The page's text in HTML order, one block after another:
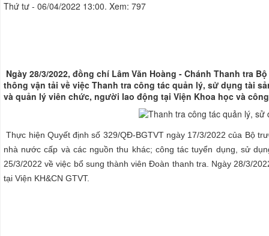
Thứ tư - 06/04/2022 13:00. Xem: 797
Ngày 28/3/2022, đồng chí Lâm Văn Hoàng - Chánh Thanh tra
thông vận tải về việc Thanh tra công tác quản lý, sử dụng tài
và quản lý viên chức, người lao động tại Viện Khoa học và
Thực hiện Quyết định số 329/QĐ-BGTVT ngày 17/3/2022 của Bộ
nhà nước cấp và các nguồn thu khác; công tác tuyển dụng, sử
25/3/2022 về việc bổ sung thành viên Đoàn thanh tra. Ngày 28/3/
tại Viện KH&CN GTVT.
Đăng nhập